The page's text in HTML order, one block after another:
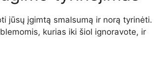
jūsų įgimtą smalsumą ir norą tyrinėti.
kurias iki šiol ignoravote, ir